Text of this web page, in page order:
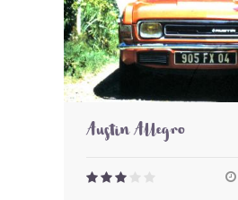
Austin Allegro